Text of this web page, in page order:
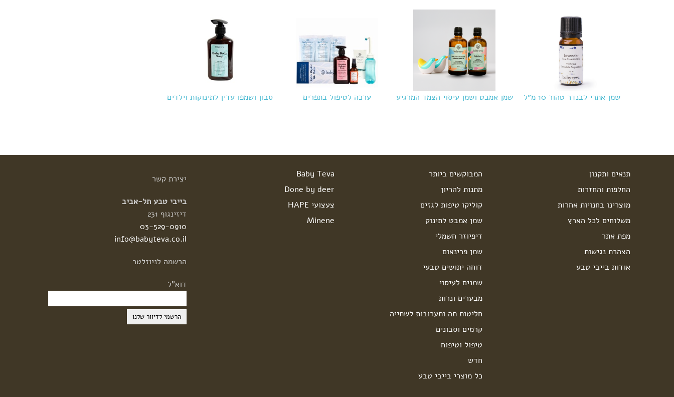
שמן אתרי לבנדר טהור 10 מ״ל שמן אמבט ושמן עיסוי הצמד המרגיע ערכה לטיפול בתפרים סבון ושמפו עדין לתינוקות וילדים
תנאים ותקנון
החלפות והחזרות
מוצרינו בחנויות אחרות
משלוחים לכל הארץ
מפת אתר
הצהרת נגישות
אודות בייבי טבע
המבוקשים ביותר
מתנות להריון
קוליקו טיפות לגזים
שמן אמבט לתינוק
דיפיוזר חשמלי
שמן פרינאום
דוחה יתושים טבעי
שמנים לעיסוי
מבערים ונרות
חליטות תה ותערובות לשתייה
קרמים וסבונים
טיפול וטיפוח
חדש
כל מוצרי בייבי טבע
Baby Teva
Done by deer
צעצועי HAPE
Minene
יצירתקשר
בייבי טבע תל-אביב
דיזינגוף 231
03-529-0910
info@babyteva.co.il
הרשמה לניוזלטר
דוא"ל